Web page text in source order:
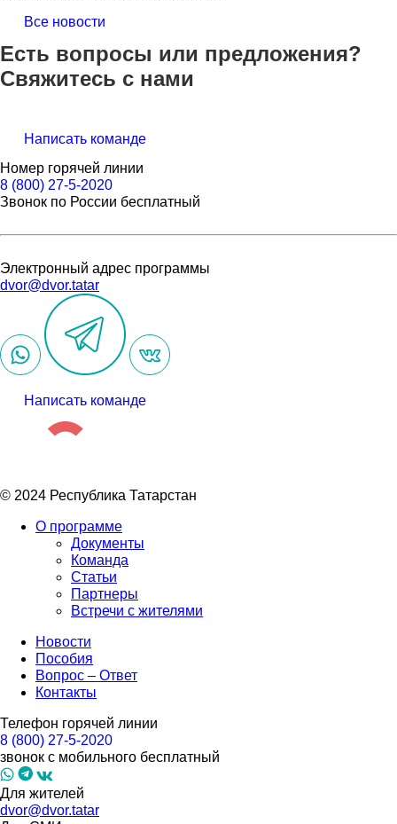
Все новости
Есть вопросы или предложения?
Свяжитесь с нами
Написать команде
Номер горячей линии
8 (800) 27-5-2020
Звонок по России бесплатный
Электронный адрес программы
dvor@dvor.tatar
Написать команде
© 2024 Республика Татарстан
О программе
Документы
Команда
Статьи
Партнеры
Встречи с жителями
Новости
Пособия
Вопрос – Ответ
Контакты
Телефон горячей линии
8 (800) 27-5-2020
звонок с мобильного бесплатный
Для жителей
dvor@dvor.tatar